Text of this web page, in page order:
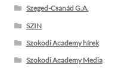
Szeged-Csanád G.A.
SZIN
Szokodi Academy hírek
Szokodi Academy Media